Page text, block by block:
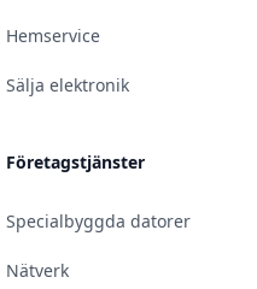
Hemservice
Sälja elektronik
Företagstjänster
Specialbyggda datorer
Nätverk